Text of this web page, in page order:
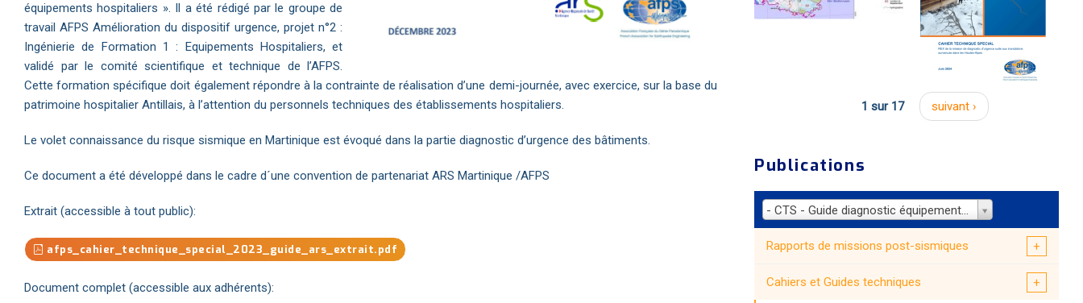
équipements hospitaliers ». Il a été rédigé par le groupe de
travail AFPS Amélioration du dispositif urgence, projet n°2 :
Ingénierie de Formation 1 : Equipements Hospitaliers, et
validé par le comité scientifique et technique de l’AFPS.
Cette formation spécifique doit également répondre à la contrainte de réalisation d’une demi-journée, avec exercice, sur la base du
patrimoine hospitalier Antillais, à l’attention du personnels techniques des établissements hospitaliers.
Le volet connaissance du risque sismique en Martinique est évoqué dans la partie diagnostic d’urgence des bâtiments.
Ce document a été développé dans le cadre d´une convention de partenariat ARS Martinique /AFPS
Extrait (accessible à tout public):
afps_cahier_technique_special_2023_guide_ars_extrait.pdf
Document complet (accessible aux adhérents):
1 sur 17 suivant ›
Publications
Rapports de missions post-sismiques
Cahiers et Guides techniques